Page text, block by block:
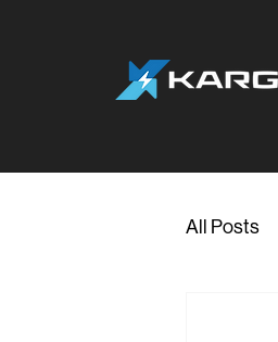
All Posts